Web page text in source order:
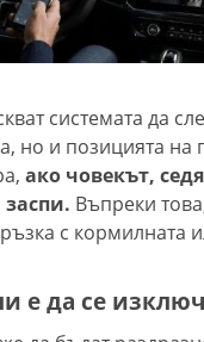
системата да
но и позицията на
ако човекът,
Въпреки
с кормилната
е да се